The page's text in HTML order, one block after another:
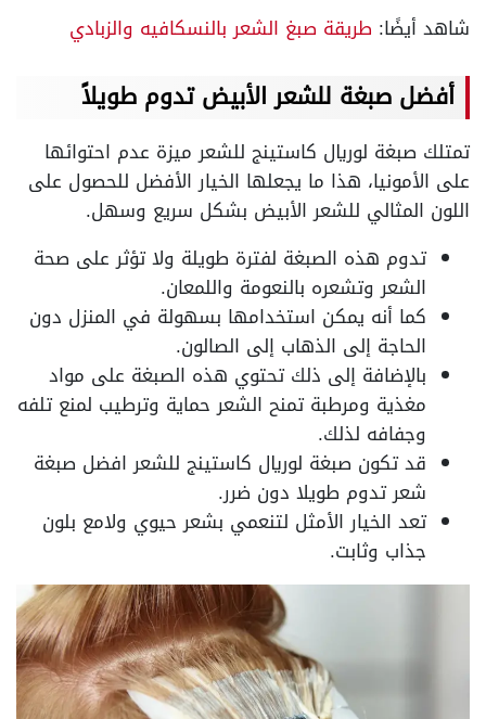
شاهد أيضًا: طريقة صبغ الشعر بالنسكافيه والزبادي
أفضل صبغة للشعر الأبيض تدوم طويلاً
تمتلك صبغة لوريال كاستينج للشعر ميزة عدم احتوائها
على الأمونيا، هذا ما يجعلها الخيار الأفضل للحصول على
اللون المثالي للشعر الأبيض بشكل سريع وسهل.
تدوم هذه الصبغة لفترة طويلة ولا تؤثر على صحة
الشعر وتشعره بالنعومة واللمعان.
كما أنه يمكن استخدامها بسهولة في المنزل دون
الحاجة إلى الذهاب إلى الصالون.
بالإضافة إلى ذلك تحتوي هذه الصبغة على مواد
مغذية ومرطبة تمنح الشعر حماية وترطيب لمنع تلفه
وجفافه لذلك.
قد تكون صبغة لوريال كاستينج للشعر افضل صبغة
شعر تدوم طويلا دون ضرر.
تعد الخيار الأمثل لتنعمي بشعر حيوي ولامع بلون
جذاب وثابت.